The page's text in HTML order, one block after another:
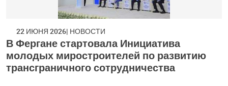
22 ИЮНЯ 2026 НОВОСТИ
В Фергане стартовала Инициатива
молодых миростроителей по развитию
трансграничного сотрудничества